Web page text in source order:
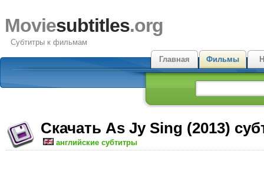
Moviesubtitles.org
Субтитры к фильмам
Главная
Фильмы
Скачать As Jy Sing (2013)
английские субтитры